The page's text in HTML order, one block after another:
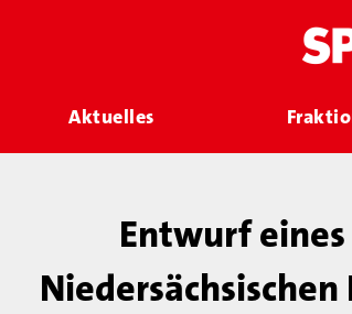
Aktuelles
Entwurf eines